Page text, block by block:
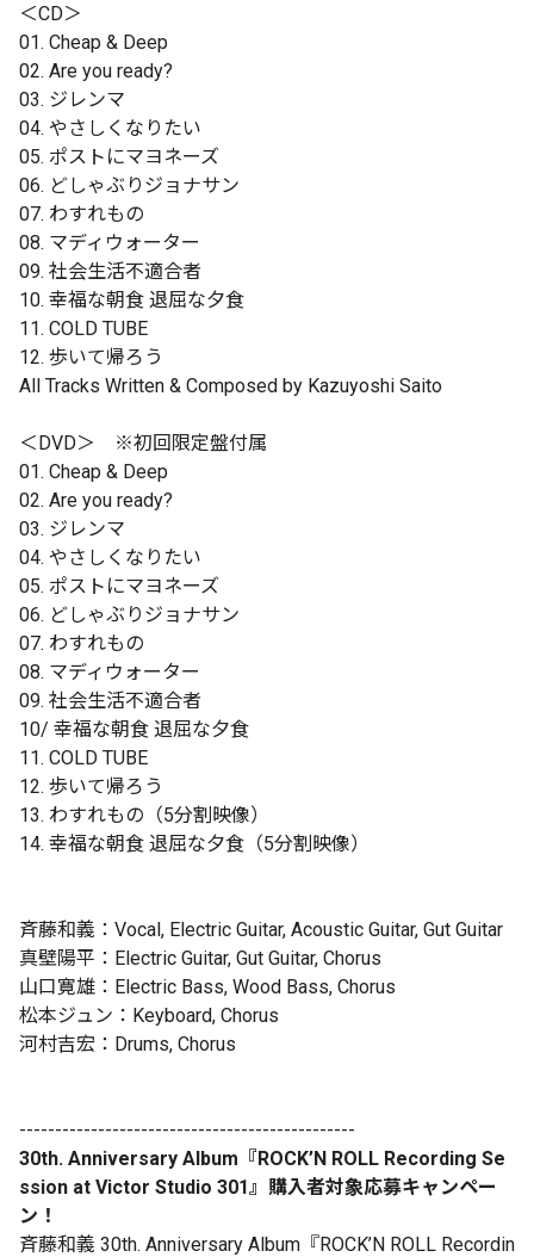
＜CD＞
01. Cheap & Deep
02. Are you ready?
03. ジレンマ
04. やさしくなりたい
05. ポストにマヨネーズ
06. どしゃぶりジョナサン
07. わすれもの
08. マディウォーター
09. 社会生活不適合者
10. 幸福な朝食 退屈な夕食
11. COLD TUBE
12. 歩いて帰ろう
All Tracks Written & Composed by Kazuyoshi Saito
＜DVD＞ ※初回限定盤付属
01. Cheap & Deep
02. Are you ready?
03. ジレンマ
04. やさしくなりたい
05. ポストにマヨネーズ
06. どしゃぶりジョナサン
07. わすれもの
08. マディウォーター
09. 社会生活不適合者
10/ 幸福な朝食 退屈な夕食
11. COLD TUBE
12. 歩いて帰ろう
13. わすれもの（5分割映像）
14. 幸福な朝食 退屈な夕食（5分割映像）
斉藤和義：Vocal, Electric Guitar, Acoustic Guitar, Gut Guitar
真壁陽平：Electric Guitar, Gut Guitar, Chorus
山口寛雄：Electric Bass, Wood Bass, Chorus
松本ジュン：Keyboard, Chorus
河村吉宏：Drums, Chorus
-----------------------------------------------
30th. Anniversary Album『ROCK’N ROLL Recording Se
ssion at Victor Studio 301』購入者対象応募キャンペー
ン！
斉藤和義 30th. Anniversary Album『ROCK’N ROLL Recordin